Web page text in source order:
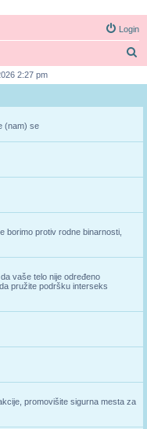
Login
r
2:27 pm
(nam) se
borimo protiv rodne binarnosti,
vaše telo nije određeno
pružite podršku interseks
promovišite sigurna mesta za